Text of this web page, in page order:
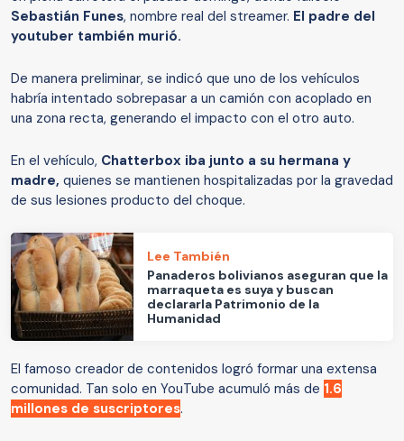
Sebastián Funes, nombre real del streamer. El padre del
youtuber también murió.
De manera preliminar, se indicó que uno de los vehículos
habría intentado sobrepasar a un camión con acoplado en
una zona recta, generando el impacto con el otro auto.
En el vehículo, Chatterbox iba junto a su hermana y
madre, quienes se mantienen hospitalizadas por la gravedad
de sus lesiones producto del choque.
Lee También
Panaderos bolivianos aseguran que la
marraqueta es suya y buscan
declararla Patrimonio de la
Humanidad
El famoso creador de contenidos logró formar una extensa
comunidad. Tan solo en YouTube acumuló más de 1.6
millones de suscriptores.